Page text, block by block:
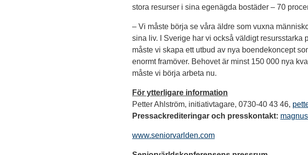
stora resurser i sina egenägda bostäder – 70
– Vi måste börja se våra äldre som vuxna
sina liv. I Sverige har vi också väldigt resursstarka
måste vi skapa ett utbud av nya boendekoncept
enormt framöver. Behovet är minst 150 000 nya
måste vi börja arbeta nu.
För ytterligare information
Petter Ahlström, initiativtagare, 0730-40 43 46,
Pressackrediteringar och presskontakt:
www.seniorvarlden.com